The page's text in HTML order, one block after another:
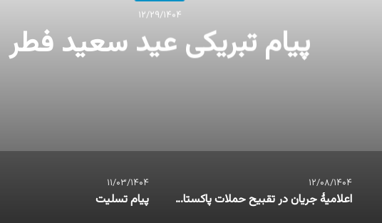
۱۲/۲۹/۱۴۰۴
پیام تبریکی عید سعید فطر
۱۲/۰۸/۱۴۰۴
اعلامیۀ جریان در تقبیح حملات پاکستان به افغانستان
۱۱/۰۳/۱۴۰۴
پیام تسلیت